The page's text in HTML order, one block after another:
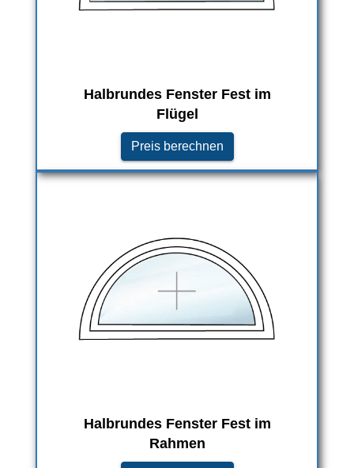
Halbrundes Fenster Fest im
Flügel
Preis berechnen
Halbrundes Fenster Fest im
Rahmen